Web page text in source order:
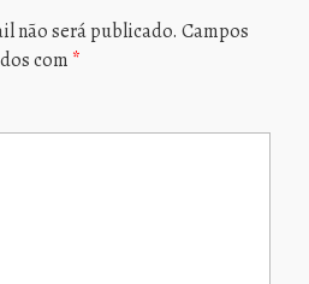
não será publicado. Campos
com *